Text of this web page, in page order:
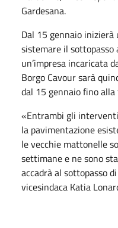
Gardesana.
Dal 15 gennaio
sistemare il sottopasso
un’impresa incaricata
Borgo Cavour sarà
dal 15 gennaio fino
«Entrambi gli
la pavimentazione
le vecchie mattonelle
settimane e ne sono
accadrà al sottopasso
vicesindaca Katia